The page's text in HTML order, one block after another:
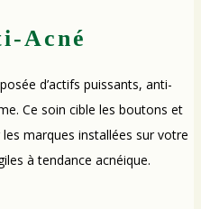
Acné
d’actifs puissants, anti-
Ce soin cible les boutons et
marques installées sur votre
à tendance acnéique.